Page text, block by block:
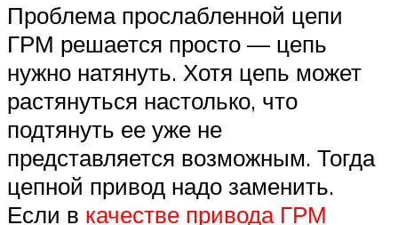
Проблема прослабленной цепи
ГРМ решается просто — цепь
нужно натянуть. Хотя цепь может
растянуться настолько, что
подтянуть ее уже не
представляется возможным. Тогда
цепной привод надо заменить.
Если в качестве привода ГРМ